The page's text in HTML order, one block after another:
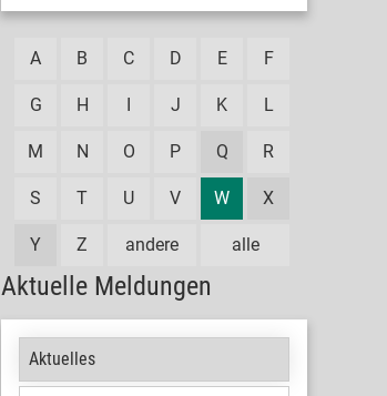
alle
A B C D E F
G H J K L
M N O P Q R
S T U V W X
Y Z andere
Aktuelle Meldungen
Aktuelles